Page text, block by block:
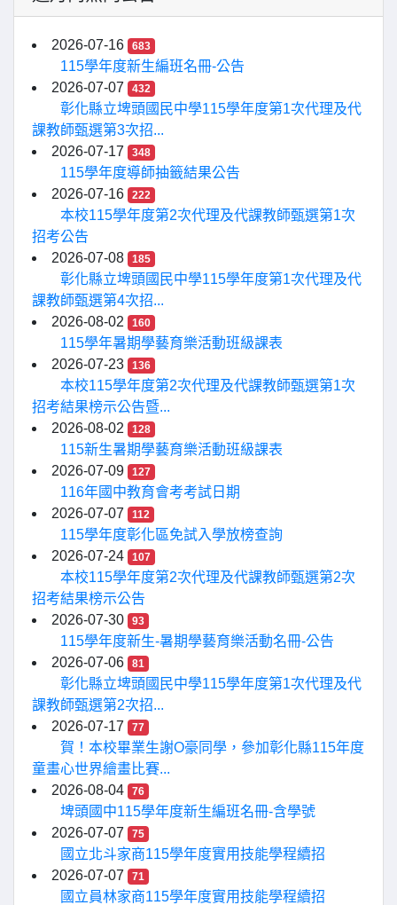
2026-07-16 683
115學年度新生編班名冊-公告
2026-07-07
432
彰化縣立埤頭國民中學115學年度第1次代理及代
課教師甄選第3次招...
2026-07-17
348
115學年度導師抽籤結果公告
2026-07-16
222
本校115學年度第2次代理及代課教師甄選第1次
招考公告
2026-07-08
185
彰化縣立埤頭國民中學115學年度第1次代理及代
課教師甄選第4次招...
2026-08-02
160
115學年暑期學藝育樂活動班級課表
2026-07-23
136
本校115學年度第2次代理及代課教師甄選第1次
招考結果榜示公告暨...
2026-08-02
128
115新生暑期學藝育樂活動班級課表
2026-07-09
127
116年國中教育會考考試日期
2026-07-07
112
115學年度彰化區免試入學放榜查詢
2026-07-24
107
本校115學年度第2次代理及代課教師甄選第2次
招考結果榜示公告
2026-07-30
93
115學年度新生-暑期學藝育樂活動名冊-公告
2026-07-06
81
彰化縣立埤頭國民中學115學年度第1次代理及代
課教師甄選第2次招...
2026-07-17
77
賀！本校畢業生謝O豪同學，參加彰化縣115年度
童畫心世界繪畫比賽...
2026-08-04
76
埤頭國中115學年度新生編班名冊-含學號
2026-07-07
75
國立北斗家商115學年度實用技能學程續招
2026-07-07
71
國立員林家商115學年度實用技能學程續招